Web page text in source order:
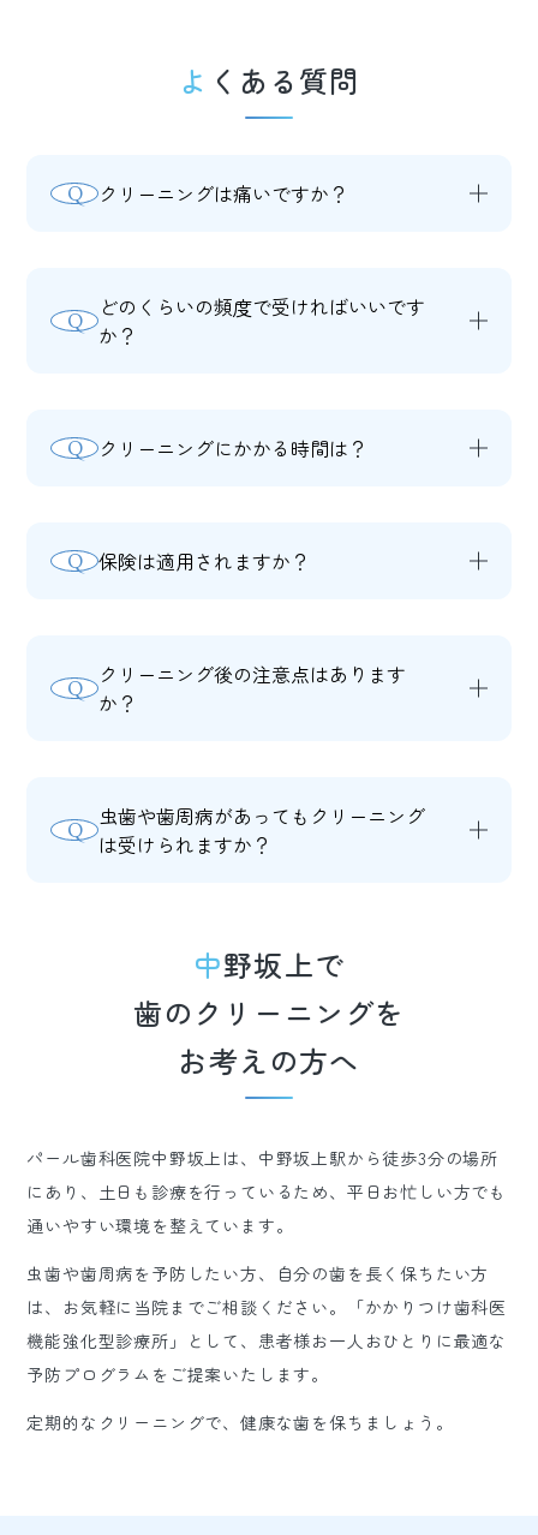
よくある質問
Q クリーニングは痛いですか？
時的に痛みを感じることがあります。痛
ください。
Q
どのくらいの頻度で受ければいいです
か？
ることが可能です。
Q クリーニングにかかる時間は？
Q 保険は適用されますか？
目的のクリーニングは自費診療となる場
Q
クリーニング後の注意点はあります
か？
す。できれば当日は、色の濃い飲食物
Q
虫歯や歯周病があってもクリーニング
は受けられますか？
グをする場合もあります。
中野坂上で
歯のクリーニングを
お考えの方へ
パール歯科医院中野坂上は、中野坂上駅から徒歩3分の場所
にあり、土日も診療を行っているため、平日お忙しい方でも
通いやすい環境を整えています。
虫歯や歯周病を予防したい方、自分の歯を長く保ちたい方
は、お気軽に当院までご相談ください。「かかりつけ歯科医
機能強化型診療所」として、患者様お一人おひとりに最適な
予防プログラムをご提案いたします。
定期的なクリーニングで、健康な歯を保ちましょう。